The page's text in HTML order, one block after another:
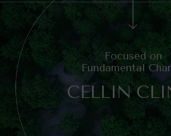
Focused on
Fundamental
CELLIN